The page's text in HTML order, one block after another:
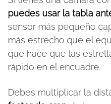
puedes usar la tabla
sensor más pequeño
más estrecho que el
que hace que las
rápido en el encuadre.
Debes multiplicar la